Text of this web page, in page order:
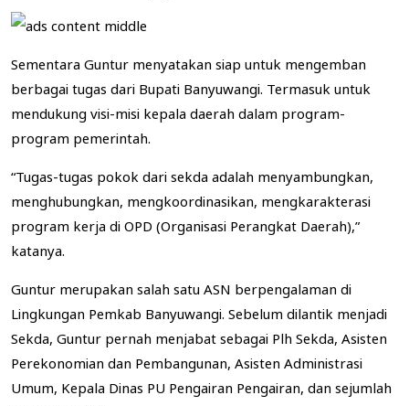
Sementara Guntur menyatakan siap untuk mengemban
berbagai tugas dari Bupati Banyuwangi. Termasuk untuk
mendukung visi-misi kepala daerah dalam program-
program pemerintah.
“Tugas-tugas pokok dari sekda adalah menyambungkan,
menghubungkan, mengkoordinasikan, mengkarakterasi
program kerja di OPD (Organisasi Perangkat Daerah),”
katanya.
Guntur merupakan salah satu ASN berpengalaman di
Lingkungan Pemkab Banyuwangi. Sebelum dilantik menjadi
Sekda, Guntur pernah menjabat sebagai Plh Sekda, Asisten
Perekonomian dan Pembangunan, Asisten Administrasi
Umum, Kepala Dinas PU Pengairan Pengairan, dan sejumlah